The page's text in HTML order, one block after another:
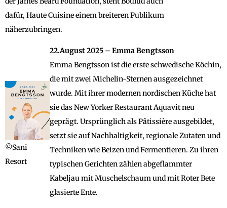
dafür, Haute Cuisine einem breiteren Publikum
näherzubringen.
©Sani
Resort
22.August 2025 – Emma Bengtsson
Emma Bengtsson ist die erste schwedische Köchin,
die mit zwei Michelin-Sternen ausgezeichnet
wurde. Mit ihrer modernen nordischen Küche hat
sie das New Yorker Restaurant Aquavit neu
geprägt. Ursprünglich als Pâtissière ausgebildet,
setzt sie auf Nachhaltigkeit, regionale Zutaten und
Techniken wie Beizen und Fermentieren. Zu ihren
typischen Gerichten zählen abgeflammter
Kabeljau mit Muschelschaum und mit Roter Bete
glasierte Ente.